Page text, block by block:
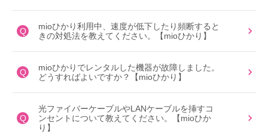
Q
mioひかり利用中、速度が低下したり頻断すると
きの対処法を教えてください。【mioひかり】
Q
mioひかりでレンタルした機器が故障しました。
どうすればよいですか？【mioひかり】
Q
光ファイバーケーブルやLANケーブルを挿すコ
ンセントについて教えてください。【mioひか
り】